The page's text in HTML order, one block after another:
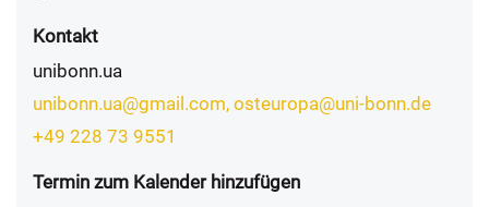
Kontakt
unibonn.ua
unibonn.ua@gmail.com, osteuropa@uni-bonn.de
+49 228 73 9551
Termin zum Kalender hinzufügen